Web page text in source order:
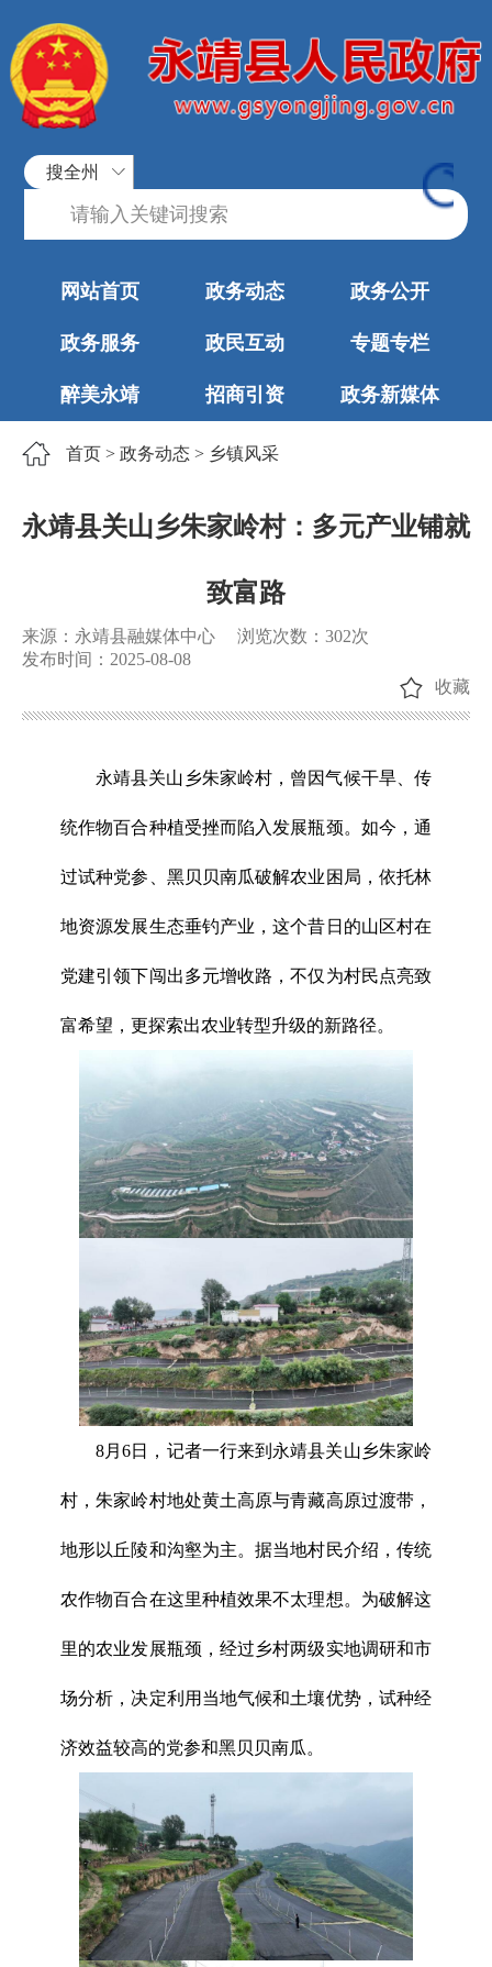
搜全州
网站首页 政务动态 政务公开
政务服务 政民互动 专题专栏
醉美永靖 招商引资 政务新媒体
首页 > 政务动态 > 乡镇风采
永靖县关山乡朱家岭村：多元产业铺就
致富路
来源：永靖县融媒体中心 浏览次数： 302次
发布时间：2025-08-08
收藏
永靖县关山乡朱家岭村，曾因气候干旱、传
统作物百合种植受挫而陷入发展瓶颈。如今，通
过试种党参、黑贝贝南瓜破解农业困局，依托林
地资源发展生态垂钓产业，这个昔日的山区村在
党建引领下闯出多元增收路，不仅为村民点亮致
富希望，更探索出农业转型升级的新路径。
8月6日，记者一行来到永靖县关山乡朱家岭
村，朱家岭村地处黄土高原与青藏高原过渡带，
地形以丘陵和沟壑为主。据当地村民介绍，传统
农作物百合在这里种植效果不太理想。为破解这
里的农业发展瓶颈，经过乡村两级实地调研和市
场分析，决定利用当地气候和土壤优势，试种经
济效益较高的党参和黑贝贝南瓜。